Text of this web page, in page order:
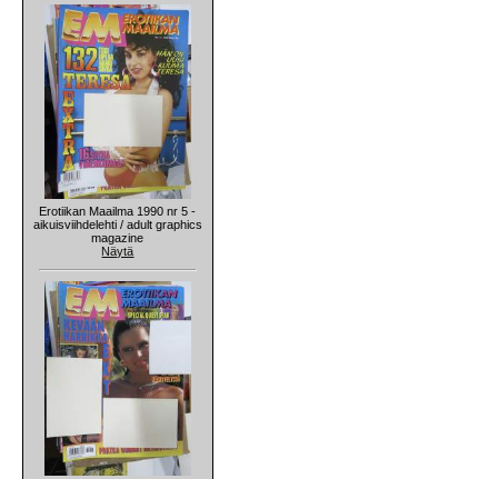
Erotiikan Maailma 1990 nr 5 -
aikuisviihdelehti / adult graphics
magazine
Näytä